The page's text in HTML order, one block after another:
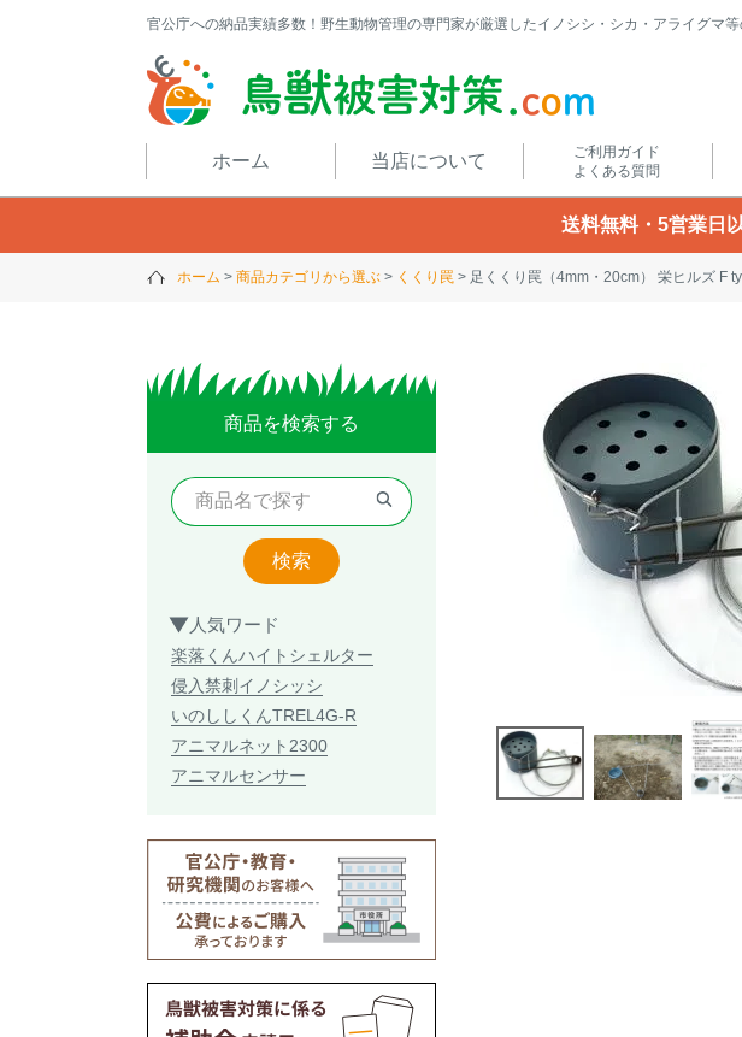
官公庁への納品実績多数！野生動物管理の専門家が厳選したイノシシ・シカ・アライグマ
ホーム 当店について
ご利用ガイド
よくある質問
送料無料・5営業日
ホーム 商品カテゴリから選ぶ くくり罠 足くくり罠（4mm・20cm） 栄ヒルズ F
商品を検索する
検索
人気ワード
楽落くんハイトシェルター
侵入禁刺 イノシッシ
いのししくんTREL4G-R
アニマルネット2300
アニマルセンサー